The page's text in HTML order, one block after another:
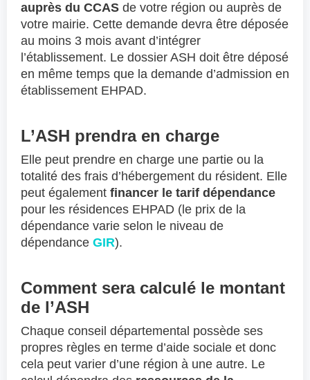
auprès du CCAS de votre région ou auprès de
votre mairie. Cette demande devra être déposée
au moins 3 mois avant d’intégrer
l’établissement. Le dossier ASH doit être déposé
en même temps que la demande d’admission en
établissement EHPAD.
L’ASH prendra en charge
Elle peut prendre en charge une partie ou la
totalité des frais d’hébergement du résident. Elle
peut également financer le tarif dépendance
pour les résidences EHPAD (le prix de la
dépendance varie selon le niveau de
dépendance GIR).
Comment sera calculé le montant
de l’ASH
Chaque conseil départemental possède ses
propres règles en terme d’aide sociale et donc
cela peut varier d’une région à une autre. Le